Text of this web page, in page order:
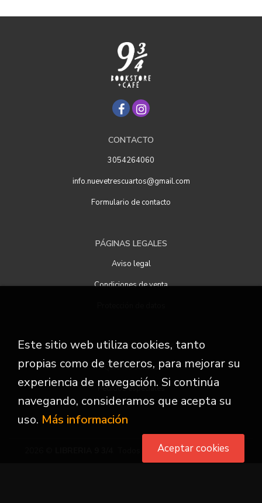
CONTACTO
3054264060
info.nuevetrescuartos@gmail.com
Formulario de contacto
PÁGINAS LEGALES
Aviso legal
Condiciones de venta
ATENCIÓN AL CLIENTE
Quiénes somos
Pedidos especiales
. Todos los Derechos Reservados
Este sitio web utiliza cookies, tanto
propias como de terceros, para mejorar su
experiencia de navegación. Si continúa
navegando, consideramos que acepta su
uso. Más información
Aceptar cookies